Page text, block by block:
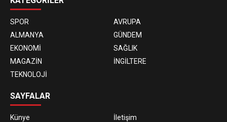
SPOR
AVRUPA
ALMANYA
GÜNDEM
EKONOMİ
SAĞLIK
MAGAZİN
İNGİLTERE
TEKNOLOJİ
SAYFALAR
Künye
İletişim